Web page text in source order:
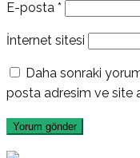
E-posta *
İnternet sitesi
Daha sonraki
posta adresim ve site